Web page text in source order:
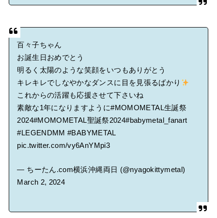
百々子ちゃん
お誕生日おめでとう
明るく太陽のような笑顔をいつもありがとう
キレキレでしなやかなダンスに目を見張るばかり
これからの活躍も応援させて下さいね
素敵な1年になりますように#MOMOMETAL生誕祭
2024#MOMOMETAL聖誕祭2024#babymetal_fanart
#LEGENDMM #BABYMETAL
pic.twitter.com/vy6AnYMpi3
— ちーたん.com横浜沖縄両日 (@nyagokittymetal)
March 2, 2024